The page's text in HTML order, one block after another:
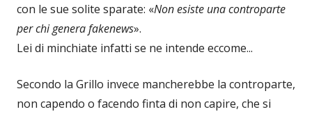
con le sue solite sparate: «Non esiste una controparte
per chi genera fakenews».
Lei di minchiate infatti se ne intende eccome...
Secondo la Grillo invece mancherebbe la controparte,
non capendo o facendo finta di non capire, che si